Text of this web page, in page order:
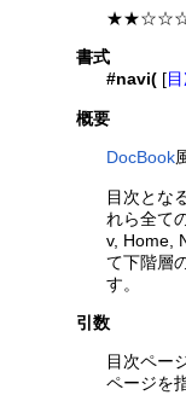
書式
#navi( [
概要
DocBook
目次とな
れら全て
v, Home,
て下階層
す。
引数
目次ペー
ページを